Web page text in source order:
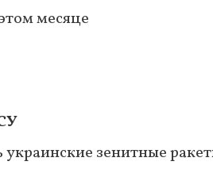
месяце
зенитные